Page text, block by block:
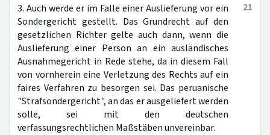
21
3. Auch werde er im Falle einer Auslieferung vor ein
Sondergericht gestellt. Das Grundrecht auf den
gesetzlichen Richter gelte auch dann, wenn die
Auslieferung einer Person an ein ausländisches
Ausnahmegericht in Rede stehe, da in diesem Fall
von vornherein eine Verletzung des Rechts auf ein
faires Verfahren zu besorgen sei. Das peruanische
"Strafsondergericht", an das er ausgeliefert werden
solle, sei mit den deutschen
verfassungsrechtlichen Maßstäben unvereinbar.